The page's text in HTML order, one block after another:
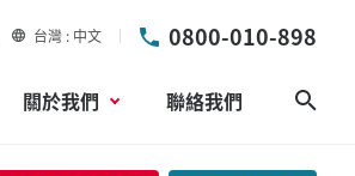
台灣 中文 0800-010-898
關於我們 聯絡我們